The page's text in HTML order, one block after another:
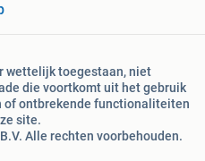
wettelijk toegestaan, niet
die voortkomt uit het gebruik
of ontbrekende functionaliteiten
site.
Alle rechten voorbehouden.